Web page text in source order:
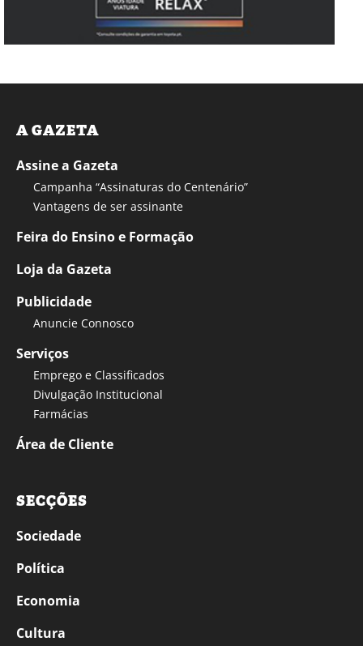
A GAZETA
Assine a Gazeta
Campanha “Assinaturas do Centenário”
Vantagens de ser assinante
Feira do Ensino e Formação
Loja da Gazeta
Publicidade
Anuncie Connosco
Serviços
Emprego e Classificados
Divulgação Institucional
Farmácias
Área de Cliente
SECÇÕES
Sociedade
Política
Economia
Cultura